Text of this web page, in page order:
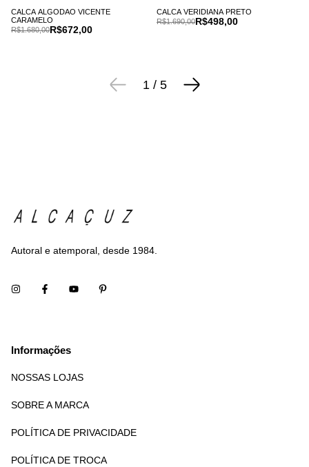
CALCA ALGODAO VICENTE
CARAMELO
R$672,00
R$1.680,00
CALCA VERIDIANA PRETO
R$498,00
R$1.690,00
1 / 5
Autoral e atemporal, desde 1984.
Informações
NOSSAS LOJAS
SOBRE A MARCA
POLÍTICA DE PRIVACIDADE
POLÍTICA DE TROCA